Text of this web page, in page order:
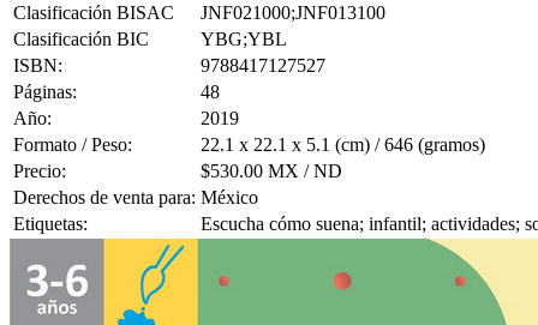
Clasificación BISAC
JNF021000;JNF013100
Clasificación BIC
YBG;YBL
ISBN:
9788417127527
Páginas:
48
Año:
2019
Formato / Peso:
22.1 x 22.1 x 5.1 (cm) / 646 (gramos)
Precio:
$530.00 MX / ND
Derechos de venta para: México
Etiquetas:
Escucha cómo suena; infantil; actividades;